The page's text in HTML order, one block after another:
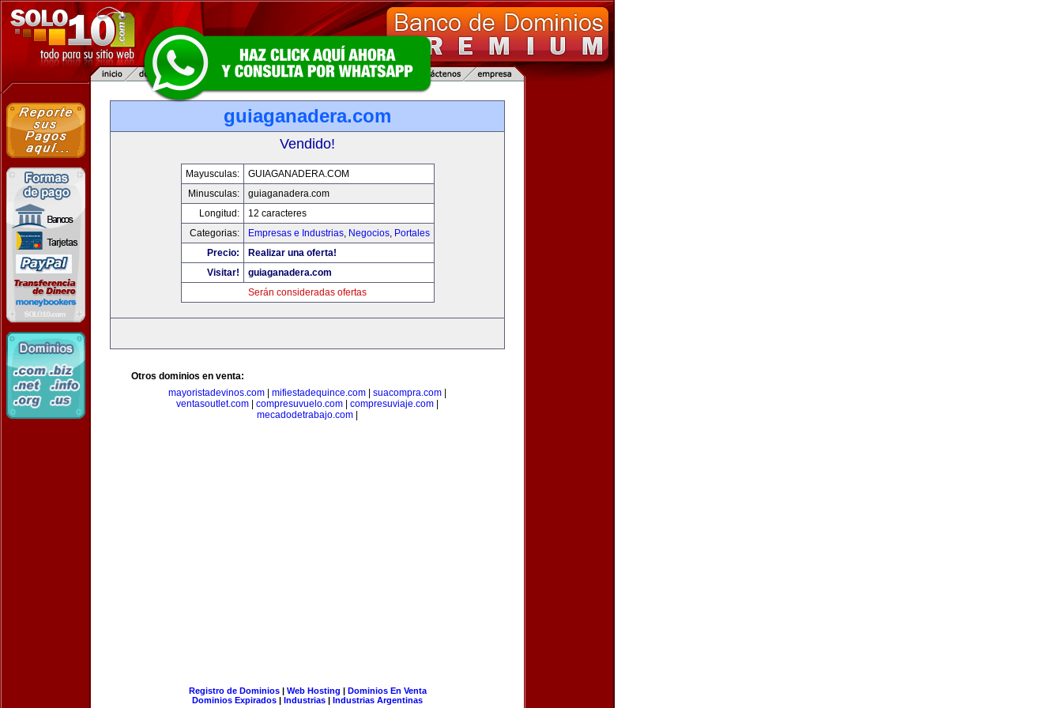
guiaganadera.com
Vendido!
Mayusculas:
GUIAGANADERA.COM
Minusculas:
guiaganadera.com
Longitud:
12 caracteres
Categorias:
Empresas e Industrias, Negocios, Portales
Precio:
Realizar una oferta!
Visitar!
guiaganadera.com
Serán consideradas ofertas
Otros dominios en venta:
mayoristadevinos.com
mifiestadequince.com suacompra.com
ventasoutlet.com
compresuvuelo.com compresuviaje.com
mecadodetrabajo.com
Registro de Dominios| Web Hosting | Dominios En Venta
Dominios Expirados | Industrias | Industrias Argentinas